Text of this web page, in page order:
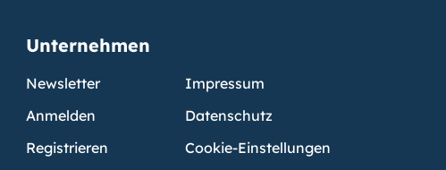
Unternehmen
Newsletter
Anmelden
Registrieren
Impressum
Datenschutz
Cookie-Einstellungen